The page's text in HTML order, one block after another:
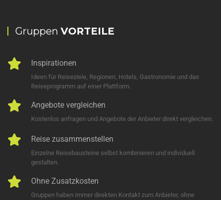
Gruppen VORTEILE
Inspirationen
Ideen für Reiseziele, Regionen, Hotels, Gastronomie und das
Reiseprogramm auf einer Plattform.
Angebote vergleichen
Kostenlos anfragen und Angebote der Anbieter direkt vergleichen.
Reise zusammenstellen
Einzelne Reisebausteine selbst kombinieren und individuell
gestalten.
Ohne Zusatzkosten
Gruppen haben immer direkten Kontakt zum Anbieter, ohne